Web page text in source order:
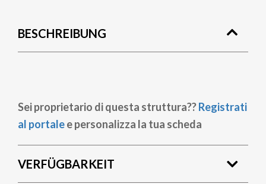
BESCHREIBUNG
Sei proprietario di questa struttura??Registrati
al portalee personalizza la tua scheda
VERFÜGBARKEIT